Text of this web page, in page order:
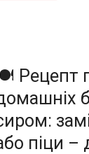
Рецепт
піци –